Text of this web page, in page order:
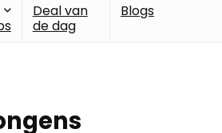
Deal van
de dag
Blogs